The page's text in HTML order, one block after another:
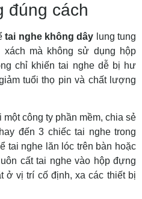
đúng cách
tai nghe không dây lung tung
mà không sử dụng hộp
chỉ khiến tai nghe dễ bị hư
tuổi thọ pin và chất lượng
công ty phần mềm, chia sẻ
đến 3 chiếc tai nghe trong
tai nghe lăn lóc trên bàn hoặc
cất tai nghe vào hộp đựng
ở vị trí cố định, xa các thiết bị